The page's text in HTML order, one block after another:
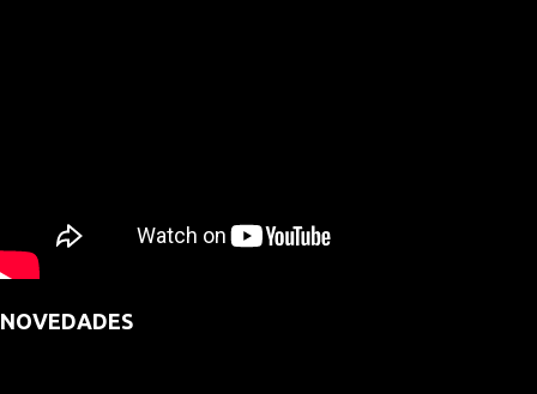
NOVEDADES